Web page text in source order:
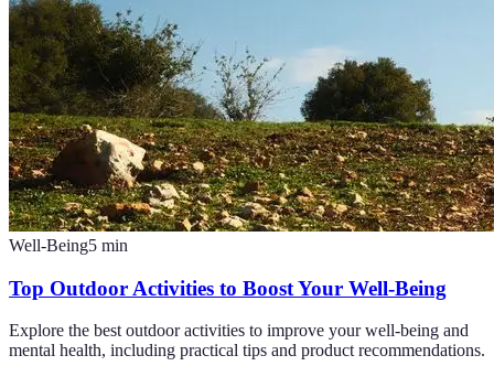
Well-Being5 min
Top Outdoor Activities to Boost Your Well-Being
Explore the best outdoor activities to improve your well-being and
mental health, including practical tips and product recommendations.